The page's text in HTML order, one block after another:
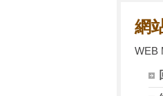
網
WEB